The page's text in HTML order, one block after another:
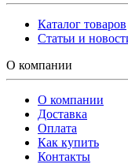
Каталог товаров
Статьи и
О компании
О компании
Доставка
Оплата
Как купить
Контакты